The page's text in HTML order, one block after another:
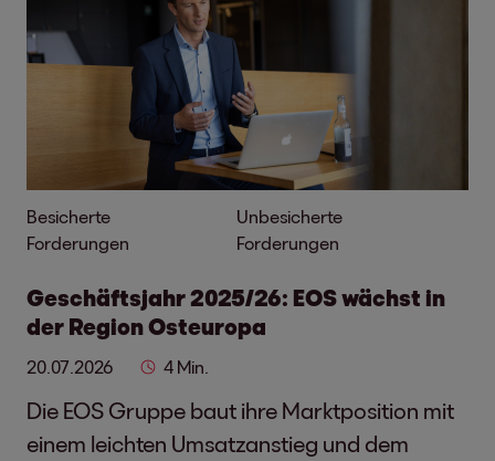
Besicherte
Forderungen
Unbesicherte
Forderungen
Geschäftsjahr 2025/26: EOS wächst in
der Region Osteuropa
20.07.2026 4 Min.
Die EOS Gruppe baut ihre Marktposition mit
einem leichten Umsatzanstieg und dem